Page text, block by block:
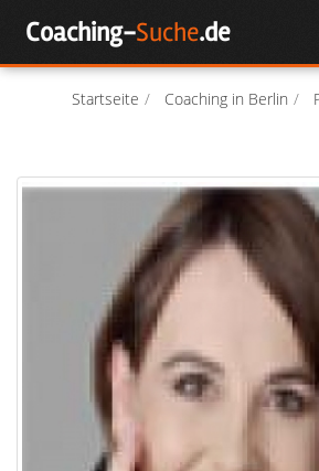
Coaching-Suche.de
Startseite Coaching in Berlin
Coachsuche
Über Coaching
Als Coach registrieren